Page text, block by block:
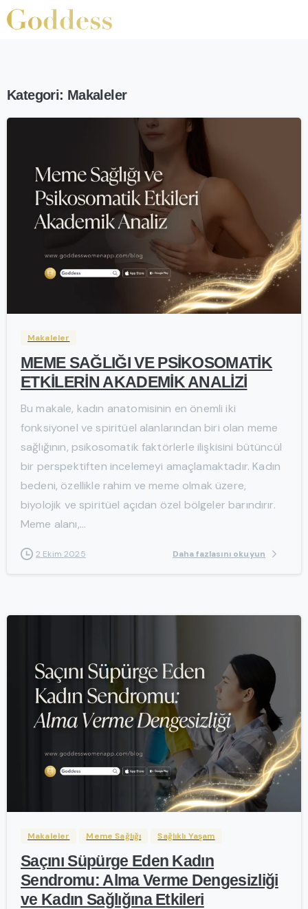
Kategori: Makaleler
-
Makaleler
MEME SAĞLIĞI VE PSİKOSOMATİK
ETKİLERİN AKADEMİK ANALİZİ
Bu makale, kadın anatomisinin en önemli iki
fonksiyonel ve spiritüel alanlarından biri olan meme
sağlığının, psikosomatik faktörlerle ilişkisini bütüncül
bir perspektiften incelemeyi amaçlamaktadır. Kadın
bedeni, özellikle rahim ve meme olmak üzere,
biyolojik ve spiritüel açıdan özel bölgeler barındırır.
Meme alanı,...
2 Ekim 2025 Daha fazlasını okuyun
-
Makaleler Meme Sağlığı Sağlıklı Yaşam
Saçını Süpürge Eden Kadın
Sendromu: Alma Verme Dengesizliği
ve Kadın Sağlığına Etkileri